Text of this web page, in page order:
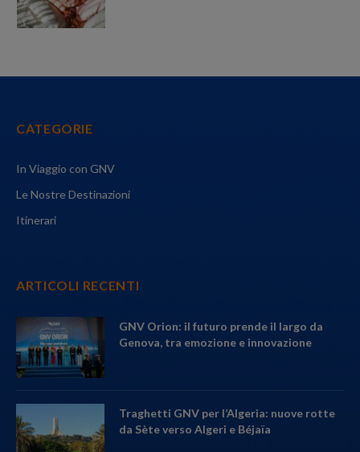
CATEGORIE
In Viaggio con GNV
Le Nostre Destinazioni
Itinerari
ARTICOLI RECENTI
GNV Orion: il futuro prende il largo da
Genova, tra emozione e innovazione
Traghetti GNV per l’Algeria: nuove rotte
da Sète verso Algeri e Béjaïa